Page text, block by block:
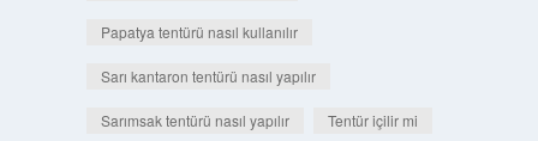
Papatya tentürü nasıl kullanılır
Sarı kantaron tentürü nasıl yapılır
Sarımsak tentürü nasıl yapılır Tentür içilir mi